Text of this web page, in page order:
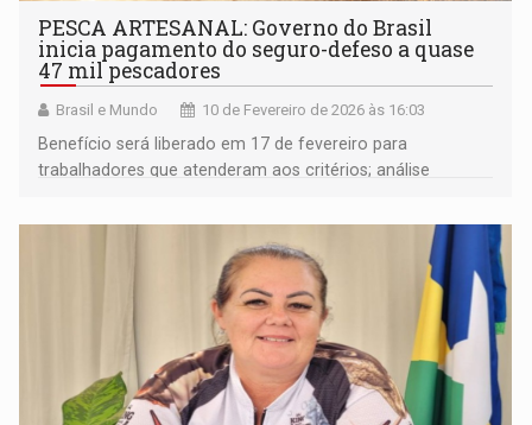
PESCA ARTESANAL: Governo do Brasil
inicia pagamento do seguro-defeso a quase
47 mil pescadores
Brasil e Mundo 10 de Fevereiro de 2026 às 16:03
Benefício será liberado em 17 de fevereiro para
trabalhadores que atenderam aos critérios; análise